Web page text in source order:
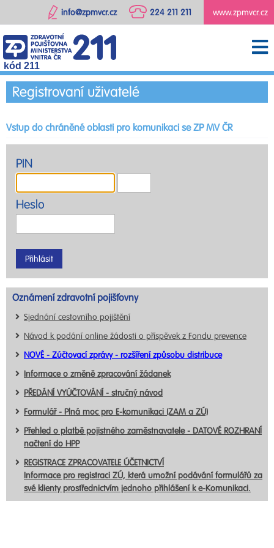
www.zpmvcr.cz
224 211 211
info@zpmvcr.cz
kód 211
Registrovaní uživatelé
Vstup do chráněné oblasti pro komunikaci se ZP MV ČR
PIN
Heslo
Oznámení zdravotní pojišťovny
Sjednání cestovního pojištění
Návod k podání online žádosti o příspěvek z Fondu prevence
NOVÉ - Zúčtovací zprávy - rozšíření způsobu distribuce
Informace o změně zpracování žádanek
PŘEDÁNÍ VYÚČTOVÁNÍ - stručný návod
Formulář - Plná moc pro E-komunikaci (ZAM a ZÚ)
Přehled o platbě pojistného zaměstnavatele - DATOVÉ ROZHRANÍ
načtení do HPP
REGISTRACE ZPRACOVATELE ÚČETNICTVÍ
Informace pro registraci ZÚ, která umožní podávání formulářů za
své klienty prostřednictvím jednoho přihlášení k e-Komunikaci.